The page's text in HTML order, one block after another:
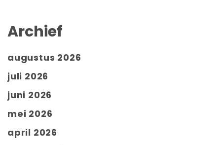
Archief
augustus 2026
juli 2026
juni 2026
mei 2026
april 2026